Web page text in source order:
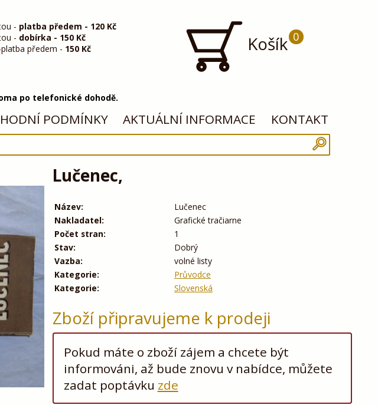
- platba předem - 120 Kč
- dobírka - 150 Kč
předem - 150 Kč Košík 0
po telefonické dohodě.
PODMÍNKY AKTUÁLNÍ INFORMACE KONTAKT
Lučenec,
Název:
Lučenec
Nakladatel:
Grafické tračiarne
Počet stran:
1
Stav:
Dobrý
Vazba:
volné listy
Kategorie:
Průvodce
Kategorie:
Slovenská
Zboží připravujeme k prodeji
Pokud máte o zboží zájem a chcete být
informováni, až bude znovu v nabídce, můžete
zadat poptávku zde